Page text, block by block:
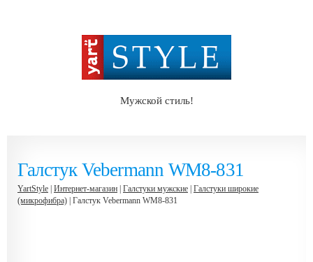
Мужской стиль!
Галстук Vebermann WM8-831
YartStyle Интернет-магазин Галстуки мужские Галстуки широкие
(микрофибра) | Галстук Vebermann WM8-831